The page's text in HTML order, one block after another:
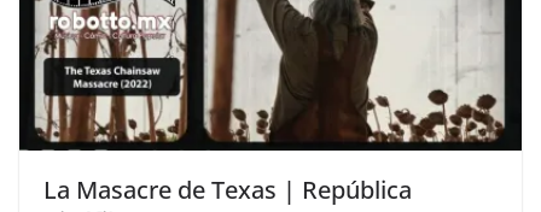
La Masacre de Texas | República